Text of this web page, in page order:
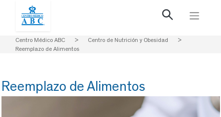
Centro Médico ABC > Centro de Nutrición y Obesidad
>
Reemplazo de Alimentos
Reemplazo de Alimentos